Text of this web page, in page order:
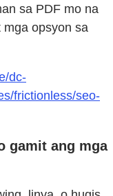
sa PDF mo na
mga opsyon sa
dc-
frictionless/seo-
gamit ang mga